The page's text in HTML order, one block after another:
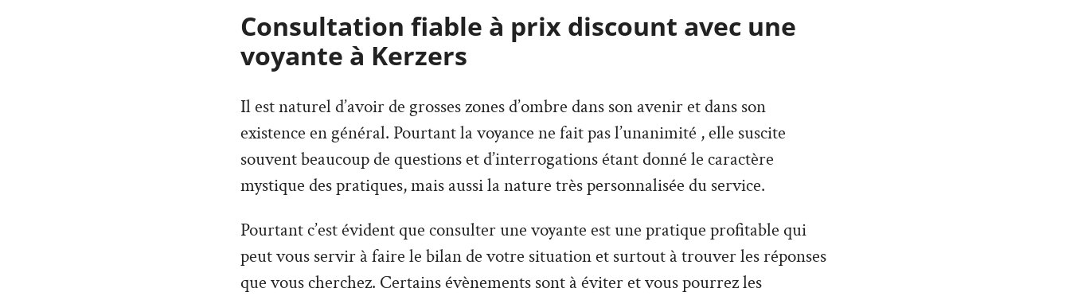
Consultation fiable à prix discount avec une
voyante à Kerzers
Il est naturel d’avoir de grosses zones d’ombre dans son avenir et dans son
existence en général. Pourtant la voyance ne fait pas l’unanimité , elle suscite
souvent beaucoup de questions et d’interrogations étant donné le caractère
mystique des pratiques, mais aussi la nature très personnalisée du service.
Pourtant c’est évident que consulter une voyante est une pratique profitable qui
peut vous servir à faire le bilan de votre situation et surtout à trouver les réponses
que vous cherchez. Certains évènements sont à éviter et vous pourrez les